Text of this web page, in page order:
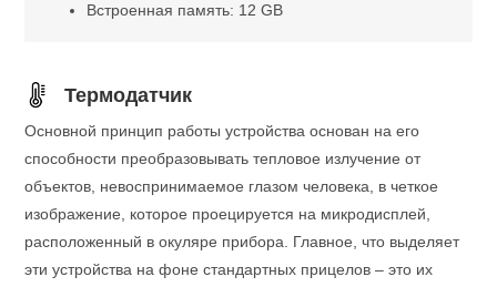
Встроенная память: 12 GB
Термодатчик
Основной принцип работы устройства основан на его
способности преобразовывать тепловое излучение от
объектов, невоспринимаемое глазом человека, в четкое
изображение, которое проецируется на микродисплей,
расположенный в окуляре прибора. Главное, что выделяет
эти устройства на фоне стандартных прицелов – это их